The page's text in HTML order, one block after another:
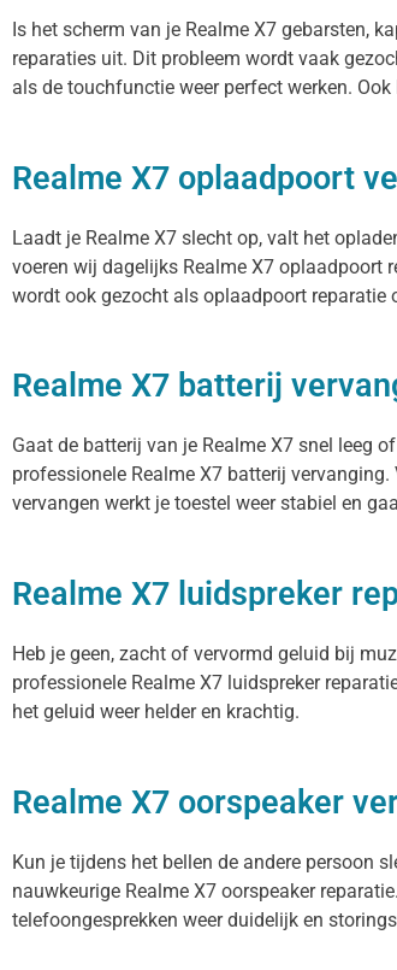
Is het scherm van je Realme X7 gebarsten,
reparaties uit. Dit probleem wordt vaak
als de touchfunctie weer perfect werken.
Realme X7 oplaadpoort
Laadt je Realme X7 slecht op, valt het
voeren wij dagelijks Realme X7 oplaadpoort
wordt ook gezocht als oplaadpoort reparatie
Realme X7 batterij
Gaat de batterij van je Realme X7 snel leeg
professionele Realme X7 batterij
vervangen werkt je toestel weer stabiel en
Realme X7 luidspreker
Heb je geen, zacht of vervormd geluid bij
professionele Realme X7 luidspreker
het geluid weer helder en krachtig.
Realme X7 oorspeaker
Kun je tijdens het bellen de andere persoon
nauwkeurige Realme X7 oorspeaker
telefoongesprekken weer duidelijk en